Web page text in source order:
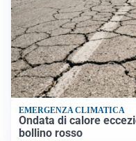
EMERGENZA CLIMATICA
Ondata di calore
bollino rosso